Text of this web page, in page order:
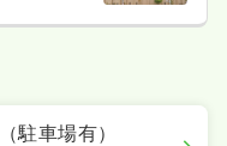
駐車場有）